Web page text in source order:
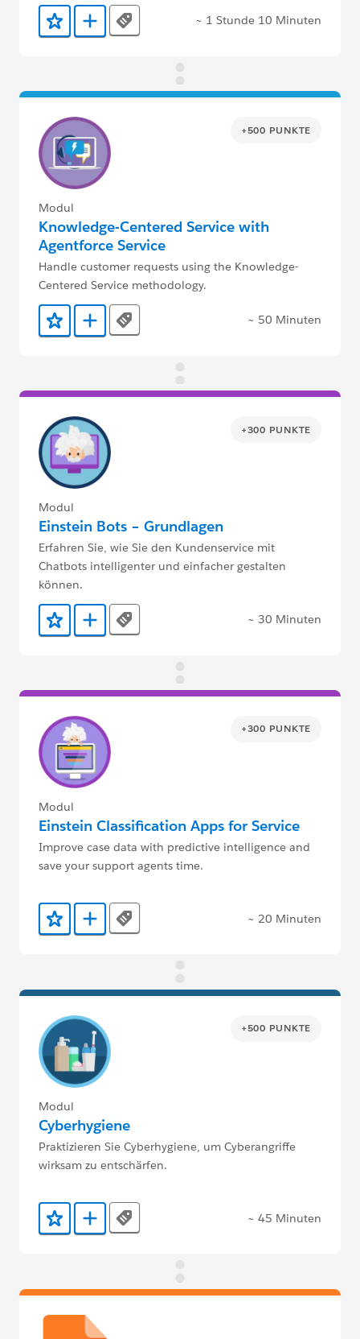
Zu Favoriten hinzufügen
Zu Trailmix hinzufügen
Tags ~ 1 Stunde 10 Minuten
+500 PUNKTE
Modul
Knowledge-Centered Service with
Agentforce Service
Handle customer requests using the Knowledge-
Centered Service methodology.
Zu Favoriten hinzufügen
Zu Trailmix hinzufügen
Tags ~ 50 Minuten
+300 PUNKTE
Modul
Einstein Bots – Grundlagen
Erfahren Sie, wie Sie den Kundenservice mit
Chatbots intelligenter und einfacher gestalten
können.
Zu Favoriten hinzufügen
Zu Trailmix hinzufügen
Tags ~ 30 Minuten
+300 PUNKTE
Modul
Einstein Classification Apps for Service
Improve case data with predictive intelligence and
save your support agents time.
Zu Favoriten hinzufügen
Zu Trailmix hinzufügen
Tags ~ 20 Minuten
+500 PUNKTE
Modul
Cyberhygiene
Praktizieren Sie Cyberhygiene, um Cyberangriffe
wirksam zu entschärfen.
Zu Favoriten hinzufügen
Zu Trailmix hinzufügen
Tags ~ 45 Minuten